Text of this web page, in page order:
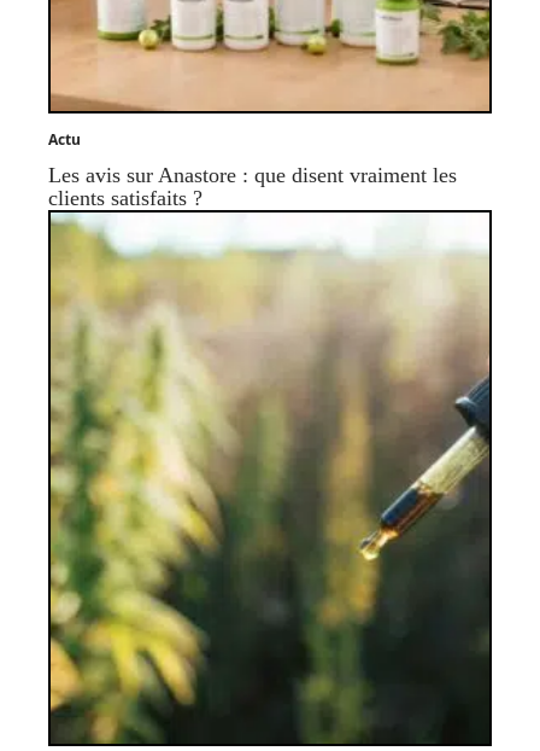
Actu
Les avis sur Anastore : que disent vraiment les
clients satisfaits ?